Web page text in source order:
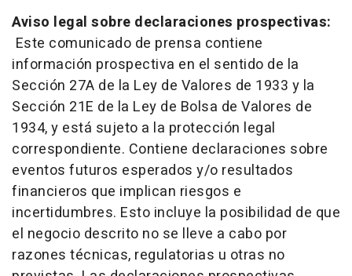
Aviso legal sobre declaraciones prospectivas:
Este comunicado de prensa contiene
información prospectiva en el sentido de la
Sección 27A de la Ley de Valores de 1933 y la
Sección 21E de la Ley de Bolsa de Valores de
1934, y está sujeto a la protección legal
correspondiente. Contiene declaraciones sobre
eventos futuros esperados y/o resultados
financieros que implican riesgos e
incertidumbres. Esto incluye la posibilidad de que
el negocio descrito no se lleve a cabo por
razones técnicas, regulatorias u otras no